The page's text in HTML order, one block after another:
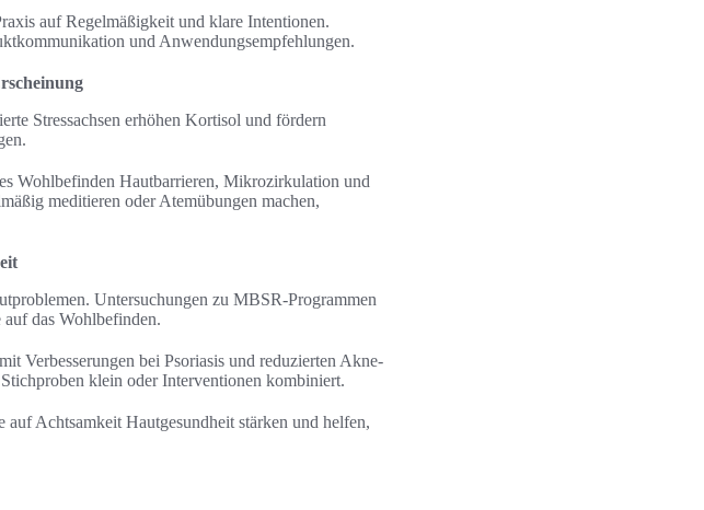
auf Regelmäßigkeit und klare Intentionen.
und Anwendungsempfehlungen.
Stressachsen erhöhen Kortisol und fördern
Wohlbefinden Hautbarrieren, Mikrozirkulation und
meditieren oder Atemübungen machen,
Untersuchungen zu MBSR-Programmen
das Wohlbefinden.
Verbesserungen bei Psoriasis und reduzierten Akne-
klein oder Interventionen kombiniert.
Achtsamkeit Hautgesundheit stärken und helfen,